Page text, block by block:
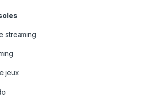
streaming
jeux